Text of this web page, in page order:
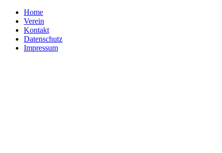
Home
Verein
Kontakt
Datenschutz
Impressum